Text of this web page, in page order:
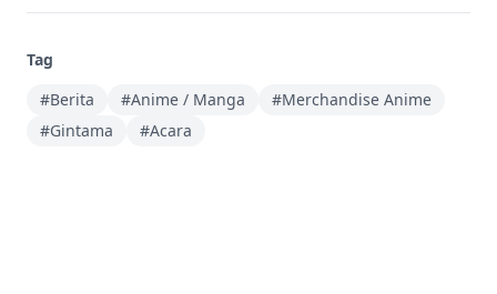
Tag
#Berita
#Anime / Manga
#Merchandise Anime
#Gintama
#Acara